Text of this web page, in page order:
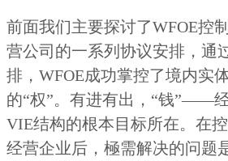
前面我们主要探讨了WFOE控
营公司的一系列协议安排，通
排，WFOE成功掌控了境内实
的“权”。有进有出，“钱”——
VIE结构的根本目标所在。在
经营企业后，極需解决的问题